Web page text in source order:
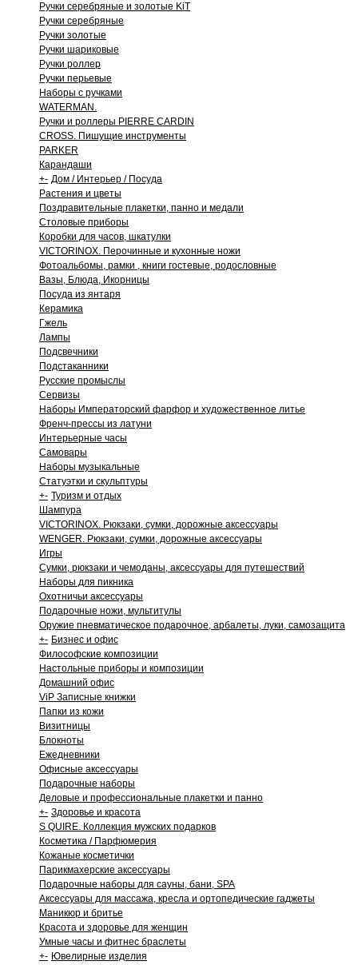
Ручки серебряные и золотые KiT
Ручки серебряные
Ручки золотые
Ручки шариковые
Ручки роллер
Ручки перьевые
Наборы с ручками
WATERMAN.
Ручки и роллеры PIERRE CARDIN
CROSS. Пишущие инструменты
PARKER
Карандаши
+- Дом / Интерьер / Посуда
Растения и цветы
Поздравительные плакетки, панно и медали
Столовые приборы
Коробки для часов, шкатулки
VICTORINOX. Перочинные и кухонные ножи
Фотоальбомы, рамки , книги гостевые, родословные
Вазы, Блюда, Икорницы
Посуда из янтаря
Керамика
Гжель
Лампы
Подсвечники
Подстаканники
Русские промыслы
Сервизы
Наборы Императорский фарфор и художественное литье
Френч-прессы из латуни
Интерьерные часы
Самовары
Наборы музыкальные
Статуэтки и скульптуры
+- Туризм и отдых
Шампура
VICTORINOX. Рюкзаки, сумки, дорожные аксессуары
WENGER. Рюкзаки, сумки, дорожные аксессуары
Игры
Сумки, рюкзаки и чемоданы, аксессуары для путешествий
Наборы для пикника
Охотничьи аксессуары
Подарочные ножи, мультитулы
Оружие пневматическое подарочное, арбалеты, луки, самозащита
+- Бизнес и офис
Философские композиции
Настольные приборы и композиции
Домашний офис
ViP Записные книжки
Папки из кожи
Визитницы
Блокноты
Ежедневники
Офисные аксессуары
Подарочные наборы
Деловые и профессиональные плакетки и панно
+- Здоровье и красота
S QUIRE. Коллекция мужских подарков
Косметика / Парфюмерия
Кожаные косметички
Парикмахерские аксессуары
Подарочные наборы для сауны, бани, SPA
Аксессуары для массажа, кресла и ортопедические гаджеты
Маникюр и бритье
Красота и здоровье для женщин
Умные часы и фитнес браслеты
+- Ювелирные изделия